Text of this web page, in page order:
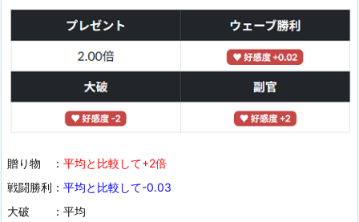
贈り物 ： 平均と比較して+2倍
戦闘勝利： 平均と比較して-0.03
大破 ：平均